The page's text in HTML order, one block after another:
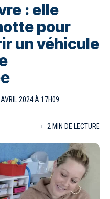
: elle
pour
un véhicule
AVRIL 2024 À 17H09
2 MIN DE LECTURE